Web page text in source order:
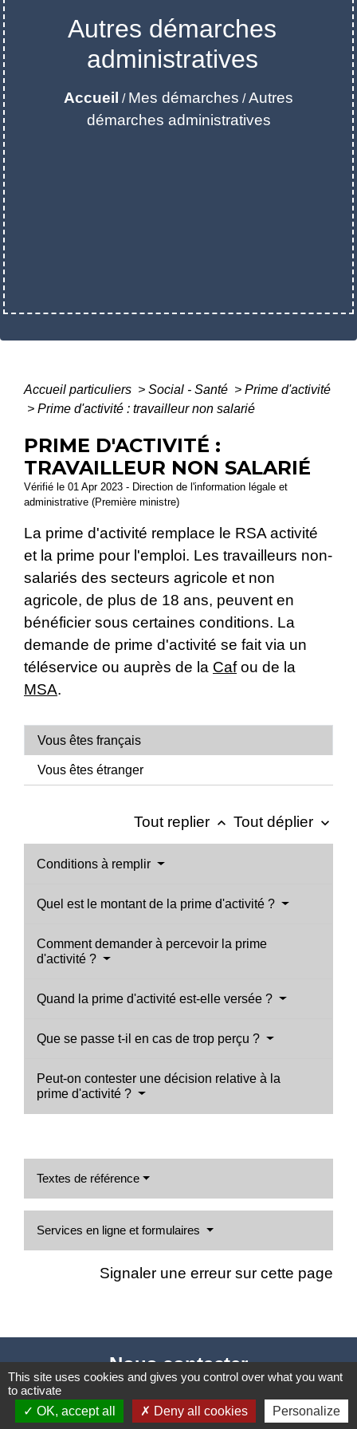
Autres démarches
administratives
Accueil / Mes démarches /Autres
démarches administratives
Accueil particuliers > Social - Santé > Prime d'activité
> Prime d'activité : travailleur non salarié
PRIME D'ACTIVITÉ :
TRAVAILLEUR NON SALARIÉ
Vérifié le 01 Apr 2023 - Direction de l'information légale et
administrative (Première ministre)
La prime d'activité remplace le RSA activité
et la prime pour l'emploi. Les travailleurs non-
salariés des secteurs agricole et non
agricole, de plus de 18 ans, peuvent en
bénéficier sous certaines conditions. La
demande de prime d'activité se fait via un
téléservice ou auprès de la Cafou de la
MSA.
Vous êtes français
Vous êtes étranger
Tout replier keyboard_arrow_up Tout déplier keyboard_arrow_down
Conditions à remplir
Quel est le montant de la prime d'activité ?
Comment demander à percevoir la prime
d'activité ?
Quand la prime d'activité est-elle versée ?
Que se passe t-il en cas de trop perçu ?
Peut-on contester une décision relative à la
prime d'activité ?
Textes de référence
Services en ligne et formulaires
Signaler une erreur sur cette page
Nous contacter
1 rue de la Mairie
This site uses cookies and gives you control over what you want
to activate
OK, accept all
Deny all cookies Personalize